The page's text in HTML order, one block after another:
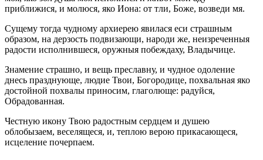
приближися, и молюся, яко Иона: от тли, Боже, возведи мя.
Сущему тогда чудному архиерею явилася еси страшным
образом, на дерзость подвизающи, народи же, неизреченныя
радости исполнившеся, оружныя побеждаху, Владычице.
Знамение страшно, и вещь преславну, и чудное одоление
днесь празднующе, людие Твои, Богородице, похвальная яко
достойной похвалы приносим, глаголюще: радуйся,
Обрадованная.
Честную икону Твою радостным сердцем и душею
облобызаем, веселящеся, и, теплою верою прикасающеся,
исцеление почерпаем.